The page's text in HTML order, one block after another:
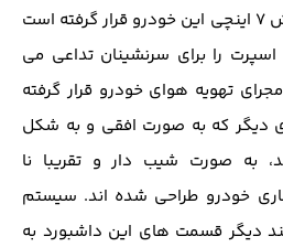
بالاترین قسمت صفحه نمایش 7 اینچی این خودرو قرار گرفته است
را برای سرنشینان تداعی می
تهویه هوای خودرو قرار گرفته
دیگر که به صورت افقی و به شکل
به صورت شیب دار و تقریبا نا
خودرو طراحی شده اند. سیستم
دیگر قسمت های این داشبورد به